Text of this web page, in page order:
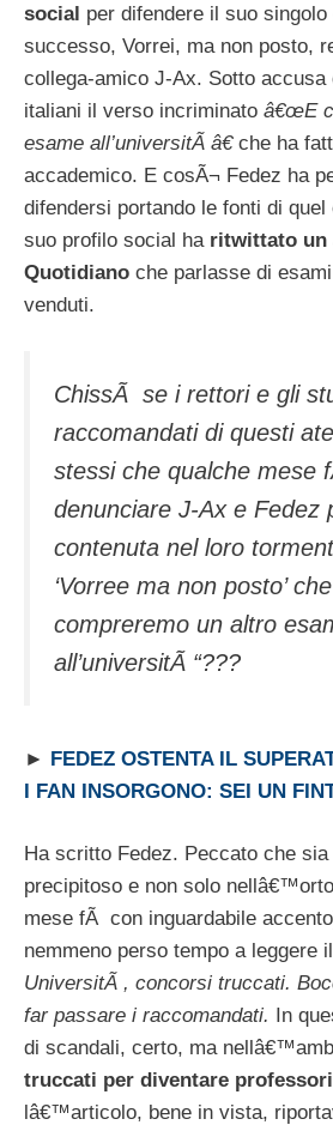
social per difendere il suo singolo
successo, Vorrei, ma non posto,
collega-amico J-Ax. Sotto accusa
italiani il verso incriminato â€œE
esame all’universitÃ â€ che ha
accademico. E cosÃ¬ Fedez ha
difendersi portando le fonti di
suo profilo social ha ritwittato un
Quotidiano che parlasse di
venduti.
ChissÃ se i rettori e gli
raccomandati di questi
stessi che qualche mese
denunciare J-Ax e Fedez
contenuta nel loro
‘Vorree ma non posto’
compreremo un altro
all’universitÃ “???
► FEDEZ OSTENTA IL
I FAN INSORGONO: SEI UN
Ha scritto Fedez. Peccato che
precipitoso e non solo
mese fÃ con inguardabile
nemmeno perso tempo a leggere
UniversitÃ , concorsi truccati.
far passare i raccomandati. In
di scandali, certo, ma
truccati per diventare
lâ€™articolo, bene in vista,